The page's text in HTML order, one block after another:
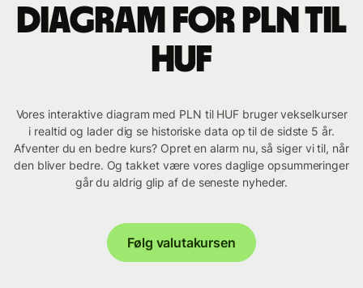
Diagram for PLN til
HUF
Vores interaktive diagram med PLN til HUF bruger vekselkurser
i realtid og lader dig se historiske data op til de sidste 5 år.
Afventer du en bedre kurs? Opret en alarm nu, så siger vi til, når
den bliver bedre. Og takket være vores daglige opsummeringer
går du aldrig glip af de seneste nyheder.
Følg valutakursen